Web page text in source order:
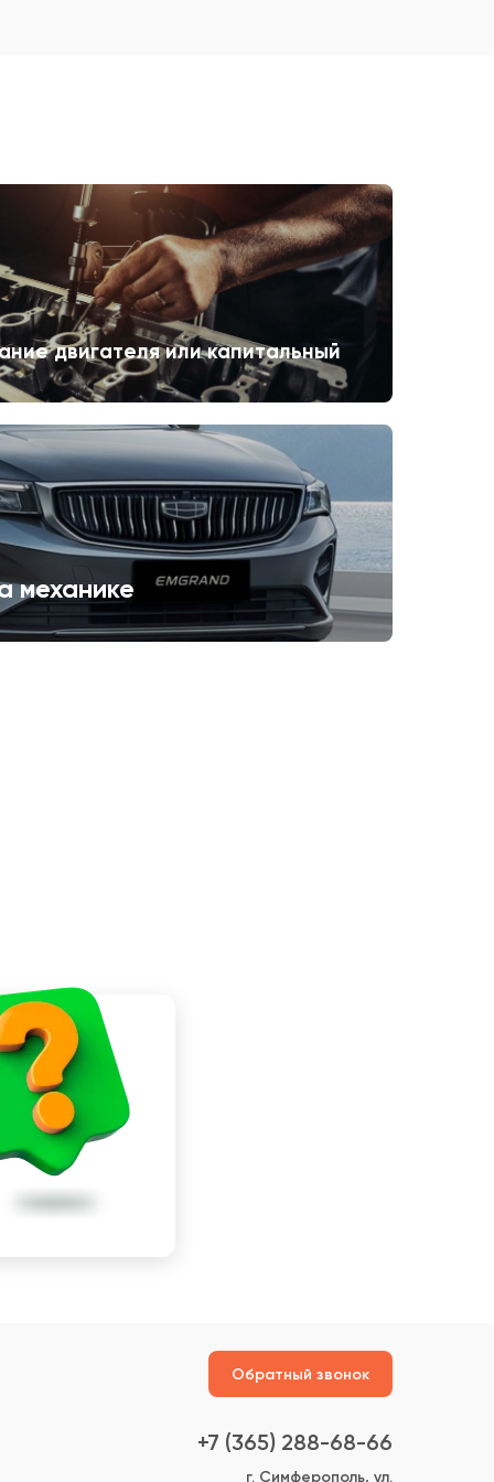
двигателя или капитальный
механике
Обратный звонок
+7 (365) 288-68-66
г. Симферополь, ул.